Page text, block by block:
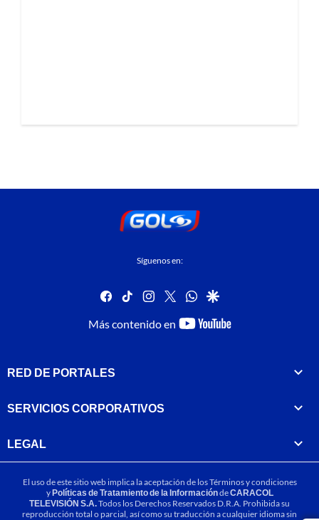
Síguenos en:
facebook
tiktok instagram
twitterwhatsapp
google
Más contenido en
youtube-
RED DE PORTALES
SERVICIOS CORPORATIVOS
LEGAL
El uso de este sitio web implica la aceptación de losTérminos y condiciones
yPolíticas de Tratamiento de la InformacióndeCARACOL
TELEVISIÓN S.A.Todos los Derechos Reservados D.R.A. Prohibida su
reproducción total o parcial, así como su traducción a cualquier idioma sin